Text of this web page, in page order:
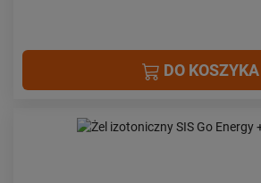
DO KOSZYKA